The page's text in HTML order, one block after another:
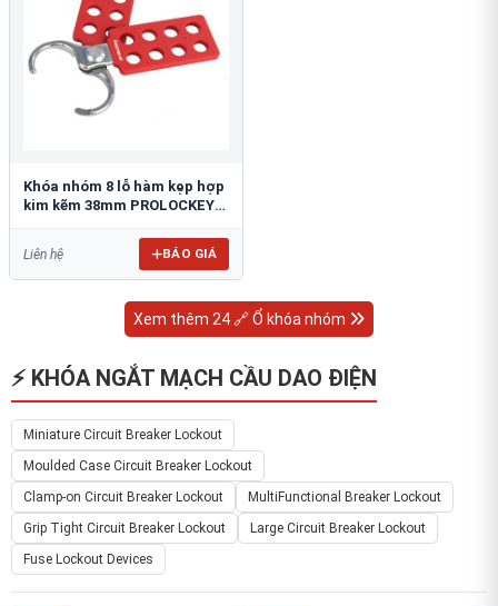
Khóa nhóm 8 lỗ hàm kẹp hợp
kim kẽm 38mm PROLOCKEY
Liên hệ BÁO GIÁ
Xem thêm 24 🔗 Ổ khóa nhóm
⚡ KHÓA NGẮT MẠCH CẦU DAO ĐIỆN
Miniature Circuit Breaker Lockout
Moulded Case Circuit Breaker Lockout
Clamp-on Circuit Breaker Lockout
MultiFunctional Breaker Lockout
Grip Tight Circuit Breaker Lockout
Large Circuit Breaker Lockout
Fuse Lockout Devices